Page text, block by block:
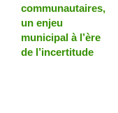
communautaires,
un enjeu
municipal à l’ère
de l’incertitude